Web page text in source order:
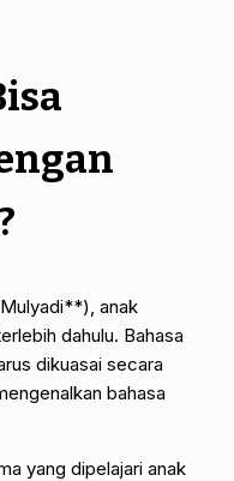
anak
dahulu. Bahasa
dikuasai secara
bahasa
yang dipelajari anak